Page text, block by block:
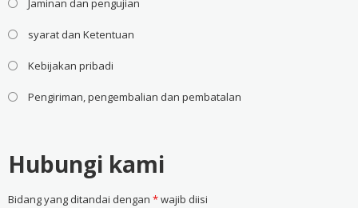
Jaminan dan pengujian
syarat dan Ketentuan
Kebijakan pribadi
Pengiriman, pengembalian dan pembatalan
Hubungi kami
Bidang yang ditandai dengan *wajib diisi